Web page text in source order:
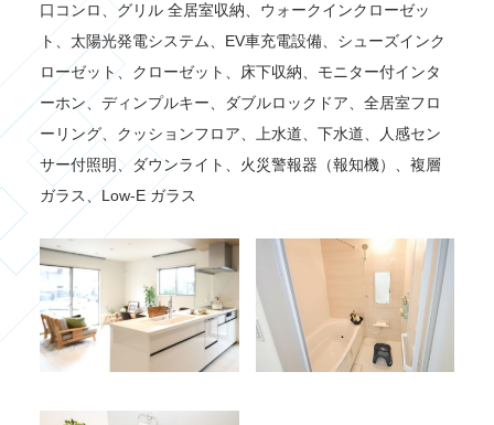
口コンロ、グリル 全居室収納、ウォークインクローゼッ
ト、太陽光発電システム、EV車充電設備、シューズインク
ローゼット、クローゼット、床下収納、モニター付インタ
ーホン、ディンプルキー、ダブルロックドア、全居室フロ
ーリング、クッションフロア、上水道、下水道、人感セン
サー付照明、ダウンライト、火災警報器（報知機）、複層
ガラス、Low-E ガラス